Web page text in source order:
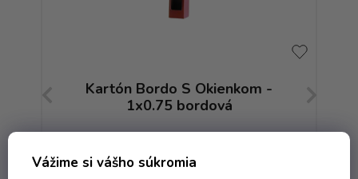
Vážime si vášho súkromia
Kartón Bordo S Okienkom -
1x0.75 bordová